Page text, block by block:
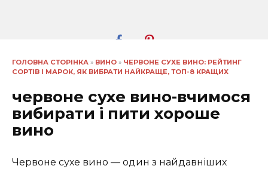
ГОЛОВНА СТОРІНКА » ВИНО » ЧЕРВОНЕ СУХЕ ВИНО: РЕЙТИНГ
СОРТІВ І МАРОК, ЯК ВИБРАТИ НАЙКРАЩЕ, ТОП-8 КРАЩИХ
червоне сухе вино-вчимося
вибирати і пити хороше
вино
Червоне сухе вино — один з найдавніших